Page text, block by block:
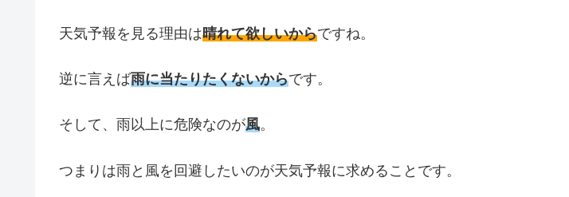
天気予報を見る理由は晴れて欲しいからですね。
逆に言えば雨に当たりたくないからです。
そして、雨以上に危険なのが風。
つまりは雨と風を回避したいのが天気予報に求めることです。